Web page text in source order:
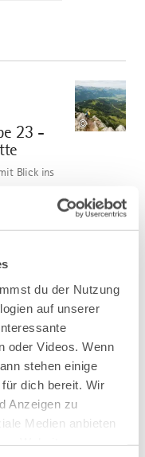
du der Nutzung
auf unserer
oder Videos. Wenn
stehen einige
dich bereit. Wir
Anzeigen zu
Medien anbieten
23 -
©
Blick ins
01 -
©
Etappen